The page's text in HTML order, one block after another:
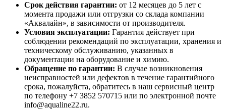
Срок действия гарантии: от 12 месяцев до 5 лет с
момента продажи или отгрузки со склада компании
«Аквалайн», в зависимости от производителя.
Условия эксплуатации: Гарантия действует при
соблюдении рекомендаций по эксплуатации, хранения и
техническому обслуживанию, указанных в
документации на оборудование и химию.
Обращение по гарантии: В случае возникновения
неисправностей или дефектов в течение гарантийного
срока, пожалуйста, обратитесь в наш сервисный центр
по телефону +7 3852 570715 или по электронной почте
info@aqualine22.ru.